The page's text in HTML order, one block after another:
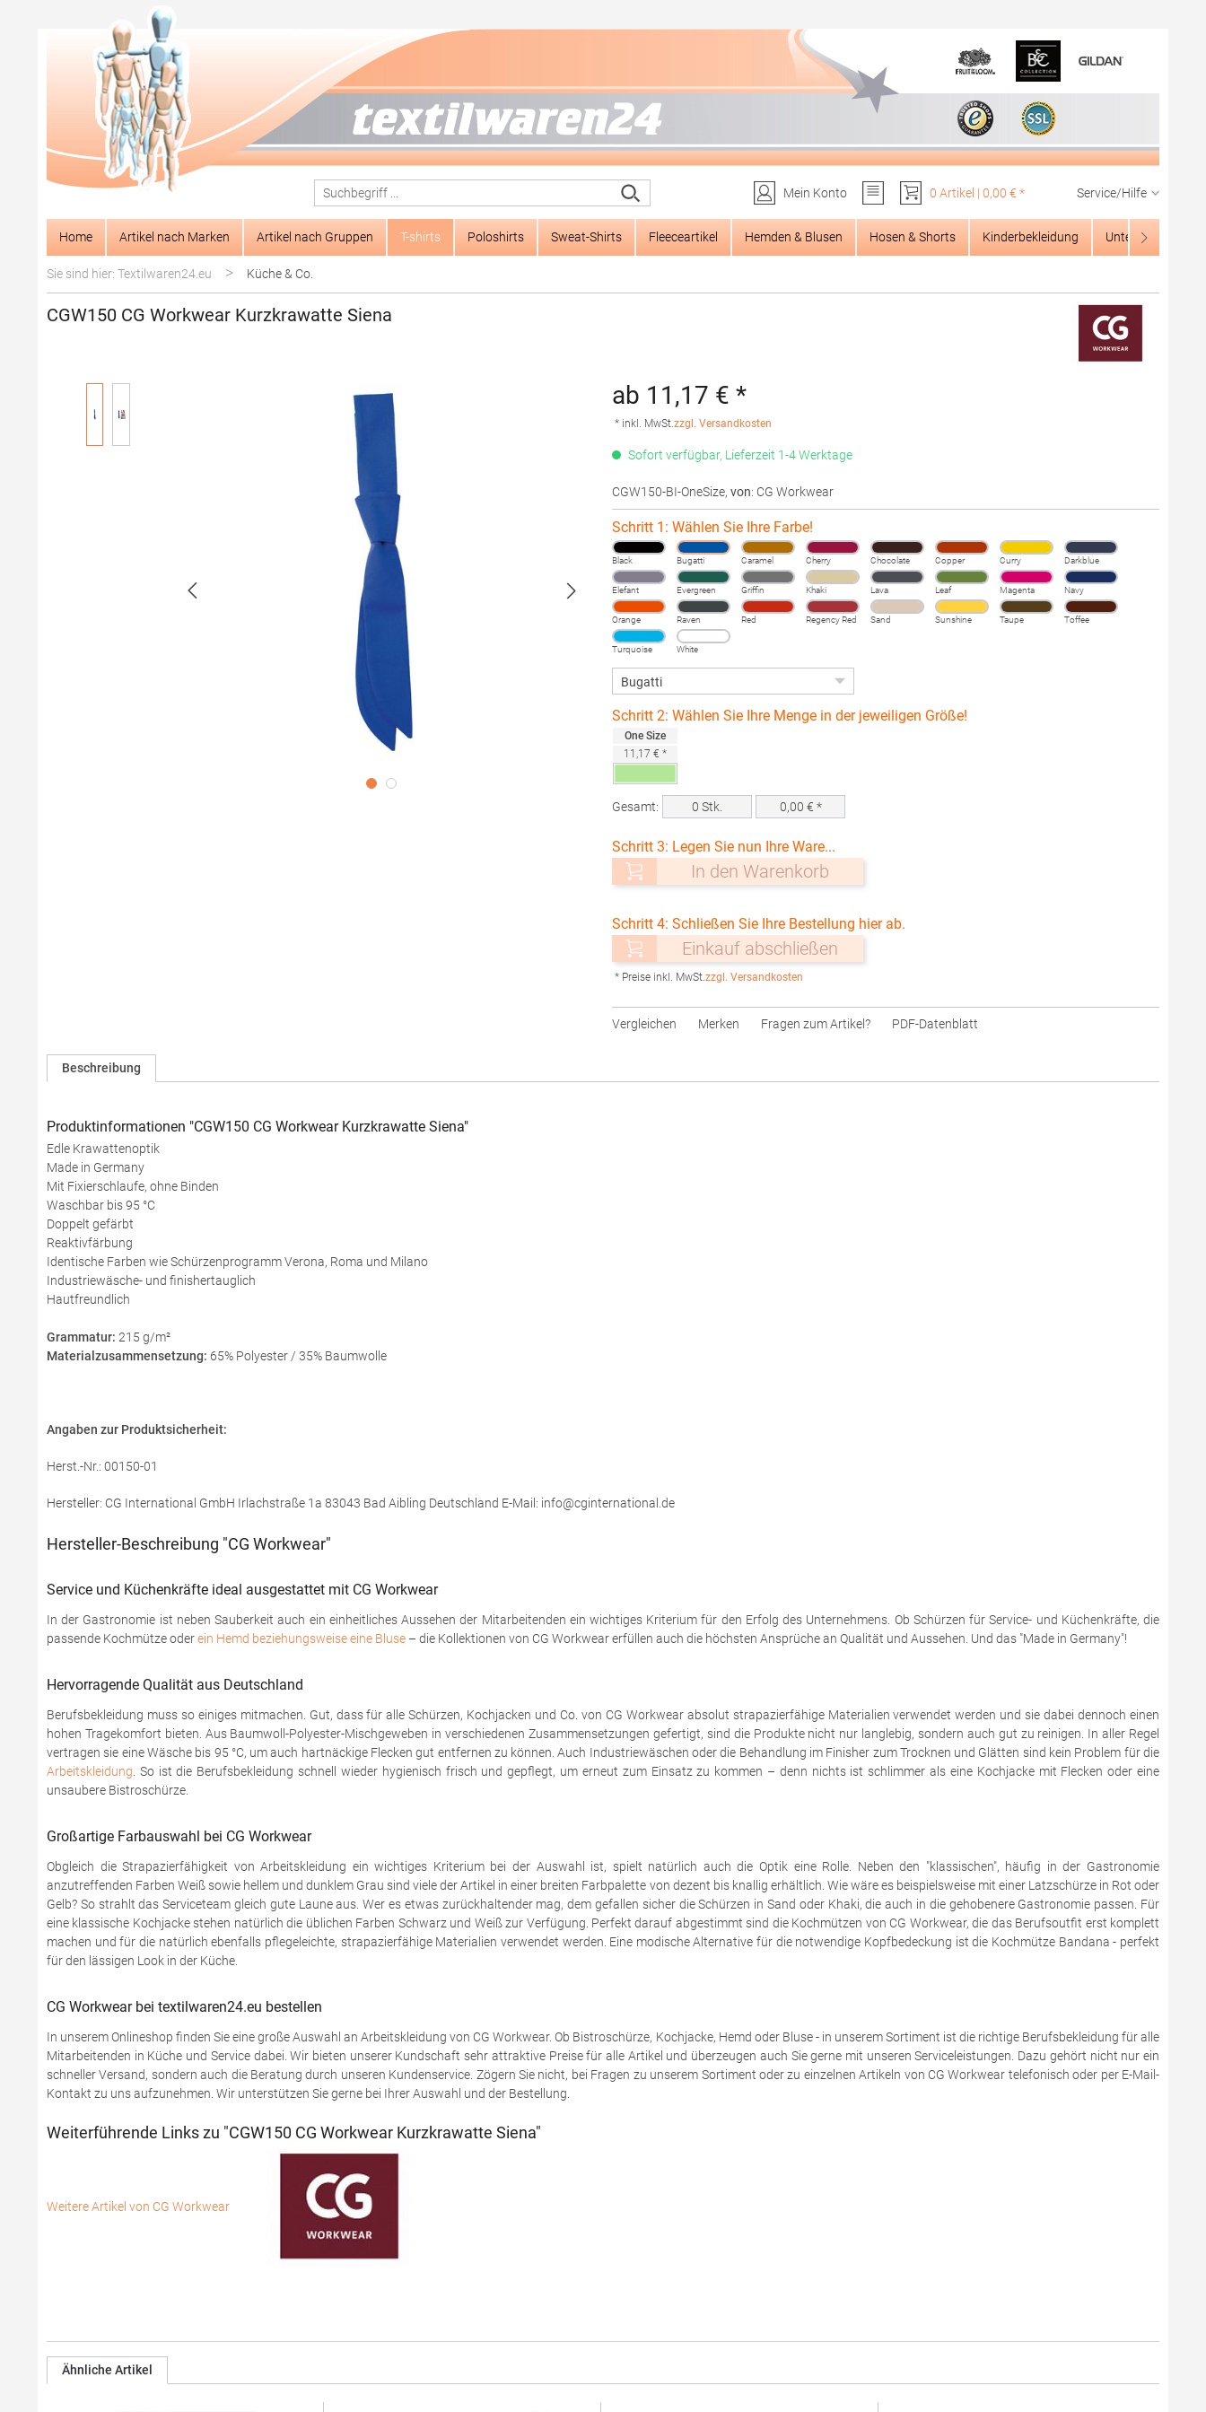
Zur Hauptnavigation springen
Mein Konto
0 Artikel | 0,00 € * Service/Hilfe
Home Artikel nach Marken Artikel nach Gruppen T-shirts Poloshirts Sweat-Shirts Fleeceartikel Hemden & Blusen Hosen & Shorts Kinderbekleidung Unterwäsche
Sie sind hier: Textilwaren24.eu > Küche & Co.
CGW150 CG Workwear Kurzkrawatte Siena
ab 11,17 € *
* inkl. MwSt.zzgl. Versandkosten
Sofort verfügbar, Lieferzeit 1-4 Werktage
CGW150-BI-OneSize, von: CG Workwear
Schritt 1: Wählen Sie Ihre Farbe!
Black Bugatti Caramel Cherry Chocolate Copper Curry Darkblue
Elefant Evergreen Griffin Khaki Lava Leaf Magenta Navy
Orange Raven Red Regency Red Sand Sunshine Taupe Toffee
Turquoise White
Schritt 2: Wählen Sie Ihre Menge in der jeweiligen Größe!
One Size
11,17 € *
Gesamt: 0 Stk. 0,00 € *
Schritt 3: Legen Sie nun Ihre Ware...
In den Warenkorb
Schritt 4: Schließen Sie Ihre Bestellung hier ab.
Einkauf abschließen
* Preise inkl. MwSt.zzgl. Versandkosten
Vergleichen Merken Fragen zum Artikel? PDF-Datenblatt
Beschreibung
Produktinformationen "CGW150 CG Workwear Kurzkrawatte Siena"
Edle Krawattenoptik
Made in Germany
Mit Fixierschlaufe, ohne Binden
Waschbar bis 95 °C
Doppelt gefärbt
Reaktivfärbung
Identische Farben wie Schürzenprogramm Verona, Roma und Milano
Industriewäsche- und finishertauglich
Hautfreundlich
Grammatur: 215 g/m²
Materialzusammensetzung: 65% Polyester / 35% Baumwolle
Angaben zur Produktsicherheit:
Herst.-Nr.: 00150-01
Hersteller: CG International GmbH Irlachstraße 1a 83043 Bad Aibling Deutschland E-Mail: info@cginternational.de
Hersteller-Beschreibung "CG Workwear"
Service und Küchenkräfte ideal ausgestattet mit CG Workwear
In der Gastronomie ist neben Sauberkeit auch ein einheitliches Aussehen der Mitarbeitenden ein wichtiges Kriterium für den Erfolg des Unternehmens. Ob Schürzen für Service- und Küchenkräfte, die
passende Kochmütze oderein Hemd beziehungsweise eine Bluse – die Kollektionen von CG Workwear erfüllen auch die höchsten Ansprüche an Qualität und Aussehen. Und das "Made in Germany"!
Hervorragende Qualität aus Deutschland
Berufsbekleidung muss so einiges mitmachen. Gut, dass für alle Schürzen, Kochjacken und Co. von CG Workwear absolut strapazierfähige Materialien verwendet werden und sie dabei dennoch einen
hohen Tragekomfort bieten. Aus Baumwoll-Polyester-Mischgeweben in verschiedenen Zusammensetzungen gefertigt, sind die Produkte nicht nur langlebig, sondern auch gut zu reinigen. In aller Regel
vertragen sie eine Wäsche bis 95 °C, um auch hartnäckige Flecken gut entfernen zu können. Auch Industriewäschen oder die Behandlung im Finisher zum Trocknen und Glätten sind kein Problem für die
Arbeitskleidung . So ist die Berufsbekleidung schnell wieder hygienisch frisch und gepflegt, um erneut zum Einsatz zu kommen – denn nichts ist schlimmer als eine Kochjacke mit Flecken oder eine
unsaubere Bistroschürze.
Großartige Farbauswahl bei CG Workwear
Obgleich die Strapazierfähigkeit von Arbeitskleidung ein wichtiges Kriterium bei der Auswahl ist, spielt natürlich auch die Optik eine Rolle. Neben den "klassischen", häufig in der Gastronomie
anzutreffenden Farben Weiß sowie hellem und dunklem Grau sind viele der Artikel in einer breiten Farbpalette von dezent bis knallig erhältlich. Wie wäre es beispielsweise mit einer Latzschürze in Rot oder
Gelb? So strahlt das Serviceteam gleich gute Laune aus. Wer es etwas zurückhaltender mag, dem gefallen sicher die Schürzen in Sand oder Khaki, die auch in die gehobenere Gastronomie passen. Für
eine klassische Kochjacke stehen natürlich die üblichen Farben Schwarz und Weiß zur Verfügung. Perfekt darauf abgestimmt sind die Kochmützen von CG Workwear, die das Berufsoutfit erst komplett
machen und für die natürlich ebenfalls pflegeleichte, strapazierfähige Materialien verwendet werden. Eine modische Alternative für die notwendige Kopfbedeckung ist die Kochmütze Bandana - perfekt
für den lässigen Look in der Küche.
CG Workwear bei textilwaren24.eu bestellen
In unserem Onlineshop finden Sie eine große Auswahl an Arbeitskleidung von CG Workwear. Ob Bistroschürze, Kochjacke, Hemd oder Bluse - in unserem Sortiment ist die richtige Berufsbekleidung für alle
Mitarbeitenden in Küche und Service dabei. Wir bieten unserer Kundschaft sehr attraktive Preise für alle Artikel und überzeugen auch Sie gerne mit unseren Serviceleistungen. Dazu gehört nicht nur ein
schneller Versand, sondern auch die Beratung durch unseren Kundenservice. Zögern Sie nicht, bei Fragen zu unserem Sortiment oder zu einzelnen Artikeln von CG Workwear telefonisch oder per E-Mail-
Kontakt zu uns aufzunehmen. Wir unterstützen Sie gerne bei Ihrer Auswahl und der Bestellung.
Weiterführende Links zu "CGW150 CG Workwear Kurzkrawatte Siena"
Weitere Artikel von CG Workwear
Ähnliche Artikel